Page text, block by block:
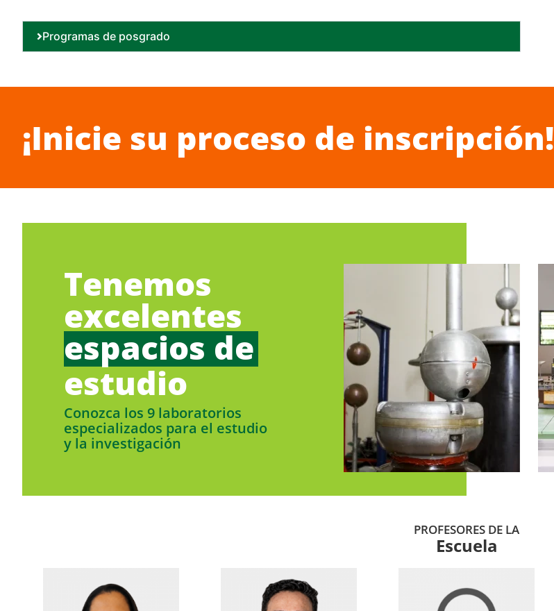
Programas de posgrado
¡Inicie su proceso de inscripción!
Tenemos
excelentes
espacios de
estudio
Conozca los 9 laboratorios
especializados para el estudio
y la investigación
PROFESORES DE LA
Escuela